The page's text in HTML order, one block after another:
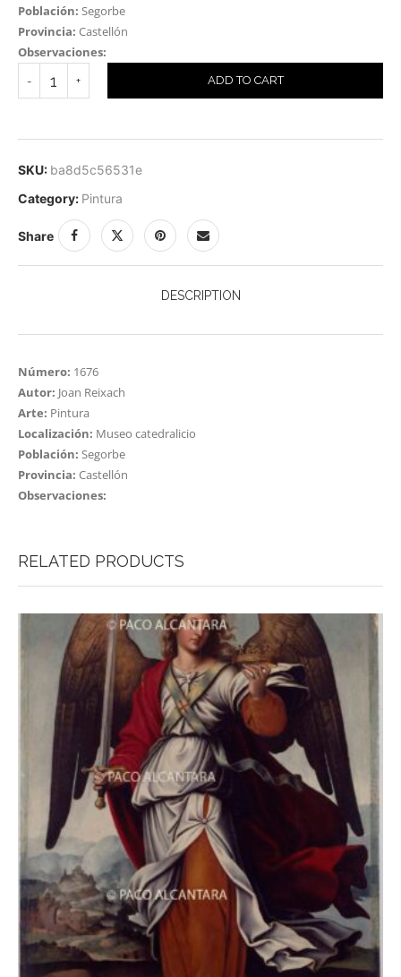
Población: Segorbe
Provincia: Castellón
Observaciones:
ADD TO CART
SKU: ba8d5c56531e
Category: Pintura
Share
DESCRIPTION
Número: 1676
Autor: Joan Reixach
Arte: Pintura
Localización: Museo catedralicio
Población: Segorbe
Provincia: Castellón
Observaciones:
RELATED PRODUCTS